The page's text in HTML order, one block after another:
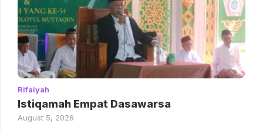
Rifaiyah
Istiqamah Empat Dasawarsa
August 5, 2026